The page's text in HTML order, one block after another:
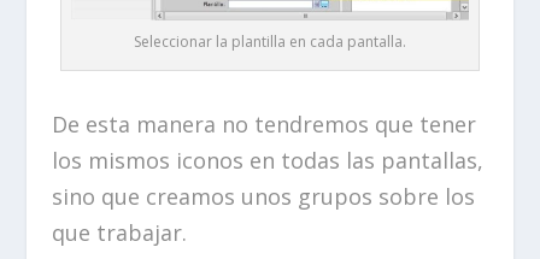
Seleccionar la plantilla en cada pantalla.
De esta manera no tendremos que tener
los mismos iconos en todas las pantallas,
sino que creamos unos grupos sobre los
que trabajar.